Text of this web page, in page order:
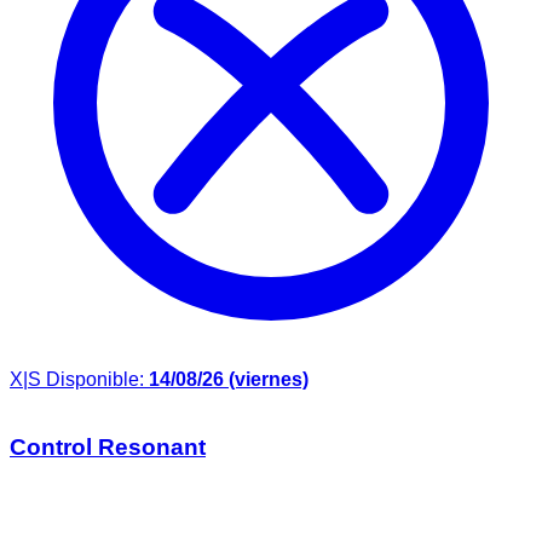
X|S Disponible: 14/08/26 (viernes)
Control Resonant